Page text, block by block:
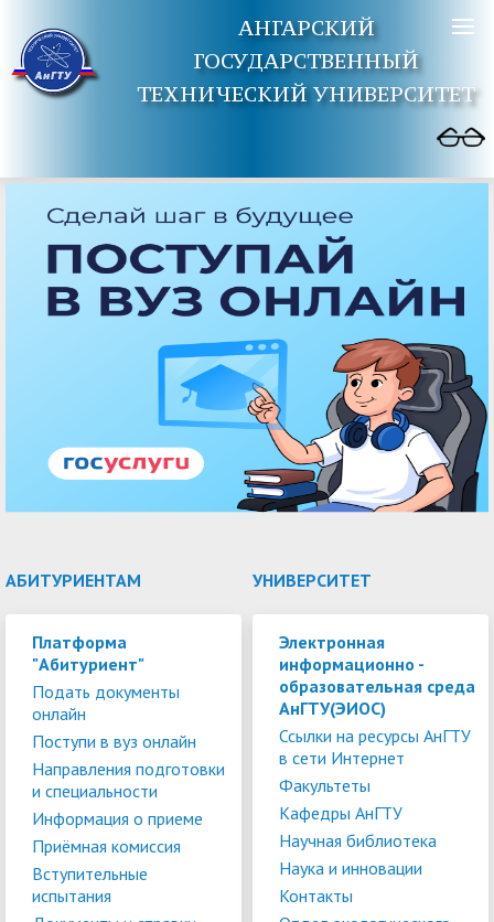
АНГАРСКИЙ
ГОСУДАРСТВЕННЫЙ
ТЕХНИЧЕСКИЙ УНИВЕРСИТЕТ
АБИТУРИЕНТАМ
Платформа
"Абитуриент"
Подать документы
онлайн
Поступи в вуз онлайн
Направления подготовки
и специальности
Информация о приеме
Приёмная комиссия
Вступительные
испытания
УНИВЕРСИТЕТ
Электронная
информационно -
образовательная среда
АнГТУ(ЭИОС)
Ссылки на ресурсы АнГТУ
в сети Интернет
Факультеты
Кафедры АнГТУ
Научная библиотека
Наука и инновации
Контакты